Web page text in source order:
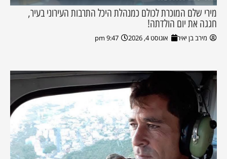
מירי שלם המוכרת לכולם כמנהלת היכל התרבות העירוני בעיר,
חגגה את יום הולדתה!
מירב בן יאיר אוגוסט 4, 2026 9:47 pm